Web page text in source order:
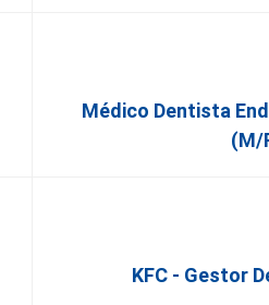
Médico Dentista
(M/
KFC - Gestor